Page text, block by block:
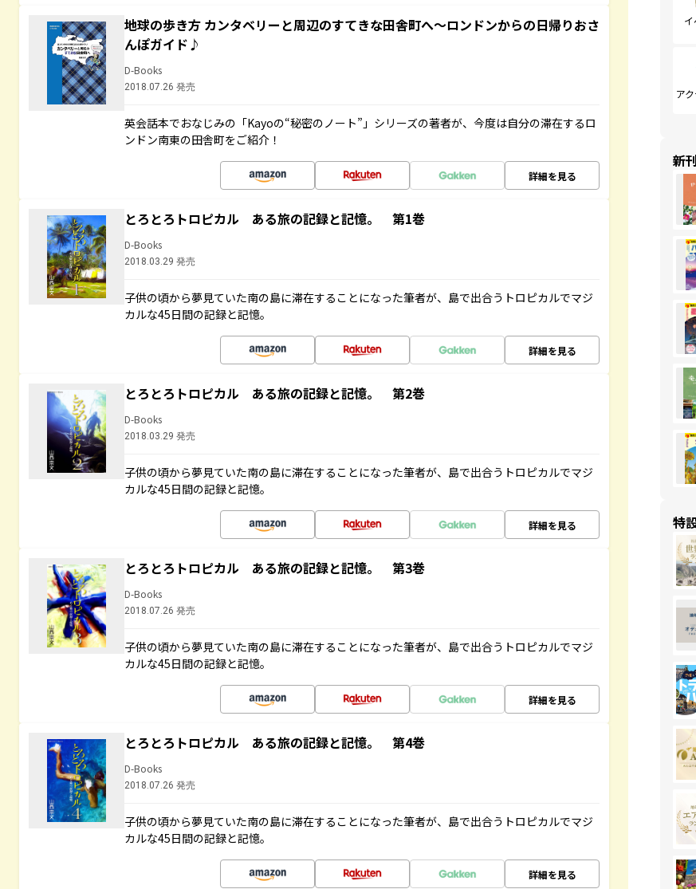
地球の歩き方 カンタベリーと周辺のすてきな田舎町へ～ロンドンからの日帰りおさ
んぽガイド♪
D-Books
2018.07.26 発売
英会話本でおなじみの「Kayoの“秘密のノート”」シリーズの著者が、今度は自分の滞在するロ
ンドン南東の田舎町をご紹介！
詳細を見る
とろとろトロピカル ある旅の記録と記憶。 第1巻
D-Books
2018.03.29 発売
子供の頃から夢見ていた南の島に滞在することになった筆者が、島で出合うトロピカルでマジ
カルな45日間の記録と記憶。
詳細を見る
とろとろトロピカル ある旅の記録と記憶。 第2巻
D-Books
2018.03.29 発売
子供の頃から夢見ていた南の島に滞在することになった筆者が、島で出合うトロピカルでマジ
カルな45日間の記録と記憶。
詳細を見る
とろとろトロピカル ある旅の記録と記憶。 第3巻
D-Books
2018.07.26 発売
子供の頃から夢見ていた南の島に滞在することになった筆者が、島で出合うトロピカルでマジ
カルな45日間の記録と記憶。
詳細を見る
とろとろトロピカル ある旅の記録と記憶。 第4巻
D-Books
2018.07.26 発売
子供の頃から夢見ていた南の島に滞在することになった筆者が、島で出合うトロピカルでマジ
カルな45日間の記録と記憶。
詳細を見る
イ
ア
新
特